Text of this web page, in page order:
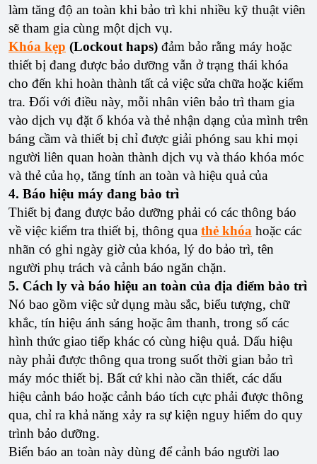
làm tăng độ an toàn khi bảo trì khi nhiều kỹ thuật viên
sẽ tham gia cùng một dịch vụ.
Khóa kẹp (Lockout haps) đảm bảo rằng máy hoặc
thiết bị đang được bảo dưỡng vẫn ở trạng thái khóa
cho đến khi hoàn thành tất cả việc sửa chữa hoặc kiểm
tra. Đối với điều này, mỗi nhân viên bảo trì tham gia
vào dịch vụ đặt ổ khóa và thẻ nhận dạng của mình trên
báng cầm và thiết bị chỉ được giải phóng sau khi mọi
người liên quan hoàn thành dịch vụ và tháo khóa móc
và thẻ của họ, tăng tính an toàn và hiệu quả của
4. Báo hiệu máy đang bảo trì
Thiết bị đang được bảo dưỡng phải có các thông báo
về việc kiểm tra thiết bị, thông qua thẻ khóa hoặc các
nhãn có ghi ngày giờ của khóa, lý do bảo trì, tên
người phụ trách và cảnh báo ngăn chặn.
5. Cách ly và báo hiệu an toàn của địa điểm bảo trì
Nó bao gồm việc sử dụng màu sắc, biểu tượng, chữ
khắc, tín hiệu ánh sáng hoặc âm thanh, trong số các
hình thức giao tiếp khác có cùng hiệu quả. Dấu hiệu
này phải được thông qua trong suốt thời gian bảo trì
máy móc thiết bị. Bất cứ khi nào cần thiết, các dấu
hiệu cảnh báo hoặc cảnh báo tích cực phải được thông
qua, chỉ ra khả năng xảy ra sự kiện nguy hiểm do quy
trình bảo dưỡng.
Biển báo an toàn này dùng để cảnh báo người lao